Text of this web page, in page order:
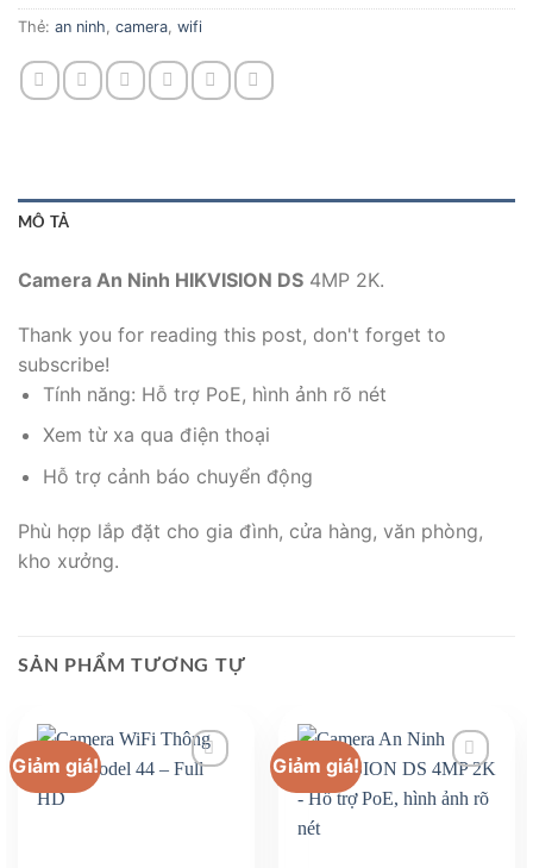
Thẻ: an ninh camera wifi
MÔ TẢ
Camera An Ninh HIKVISION DS 4MP 2K.
Thank you for reading this post, don't forget to
subscribe!
Tính năng: Hỗ trợ PoE, hình ảnh rõ nét
Xem từ xa qua điện thoại
Hỗ trợ cảnh báo chuyển động
Phù hợp lắp đặt cho gia đình, cửa hàng, văn phòng,
kho xưởng.
SẢN PHẨM TƯƠNG TỰ
Giảm giá! Giảm giá!